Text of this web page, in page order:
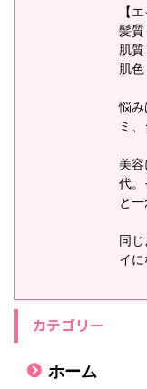
【
髪
肌
肌
悩
ミ
美
代
と一
同
イ
カテゴリー
ホーム